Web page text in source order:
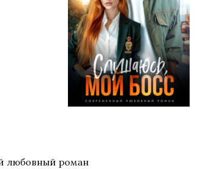
любовный роман